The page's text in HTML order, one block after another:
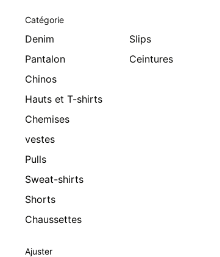
Catégorie
Denim
Pantalon
Chinos
Hauts et T-shirts
Chemises
vestes
Pulls
Sweat-shirts
Shorts
Chaussettes
Slips
Ceintures
Ajuster